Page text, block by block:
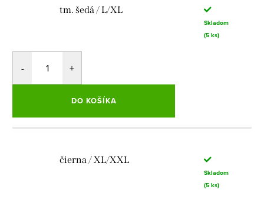
tm. šedá / L/XL
Skladom
(5 ks)
DO KOŠÍKA
čierna / XL/XXL
Skladom
(5 ks)